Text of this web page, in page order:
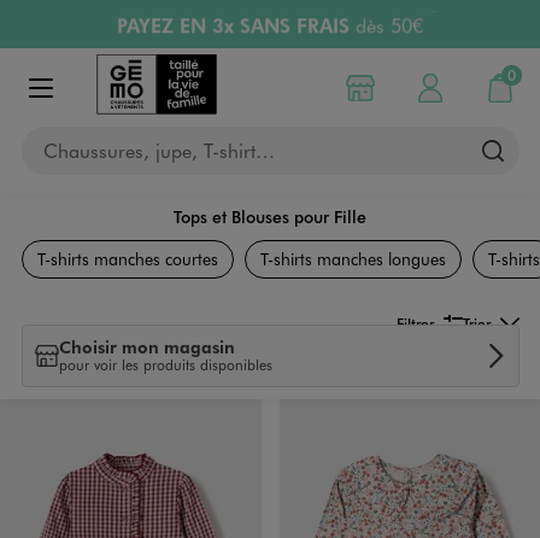
Aller au contenu principal
Aller à la navigationPAYEZ EN 3x SANS FRAIS dès 50€
Retours OFFERTSpendant 30 jours
LIVRAISON OFFERTE
A partir de 40€
Afficher le menu
Chaussures, jupe, T-shirt…
Choisir mon magasin
Mon compte
0
Mon
Tops et Blouses pour Fille
Vêtements
T-shirts manches courtes T-shirts manches longues T-shirts
Choisir mon magasin
pour voir les produits disponibles
Filtrer Trier